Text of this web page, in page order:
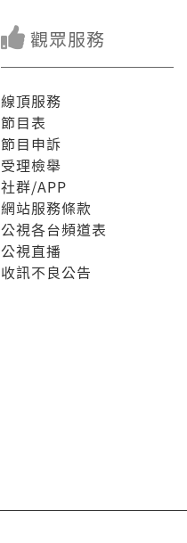
觀眾服務
線頂服務
節目表
節目申訴
受理檢舉
社群/APP
網站服務條款
公視各台頻道表
公視直播
收訊不良公告